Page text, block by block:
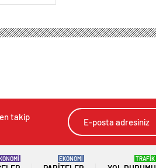
takip
EKONOMİ TRAFİK